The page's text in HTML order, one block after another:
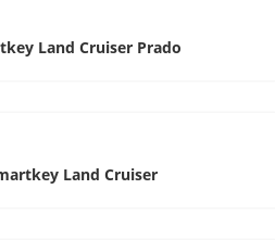
Land Cruiser Prado
Land Cruiser